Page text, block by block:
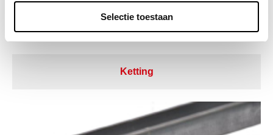
Selectie toestaan
Ketting